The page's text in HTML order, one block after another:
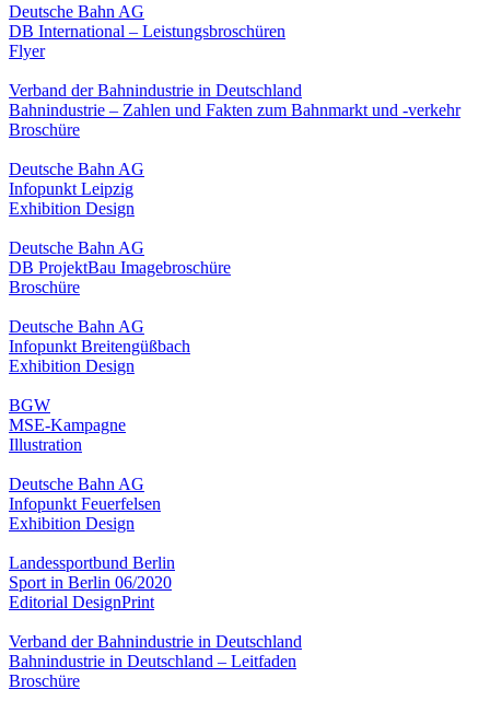
Deutsche Bahn AG
DB International – Leistungsbroschüren
Flyer
Verband der Bahnindustrie in Deutschland
Bahnindustrie – Zahlen und Fakten zum Bahnmarkt und -verkehr
Broschüre
Deutsche Bahn AG
Infopunkt Leipzig
Exhibition Design
Deutsche Bahn AG
DB ProjektBau Imagebroschüre
Broschüre
Deutsche Bahn AG
Infopunkt Breitengüßbach
Exhibition Design
BGW
MSE-Kampagne
Illustration
Deutsche Bahn AG
Infopunkt Feuerfelsen
Exhibition Design
Landessportbund Berlin
Sport in Berlin 06/2020
Editorial DesignPrint
Verband der Bahnindustrie in Deutschland
Bahnindustrie in Deutschland – Leitfaden
Broschüre